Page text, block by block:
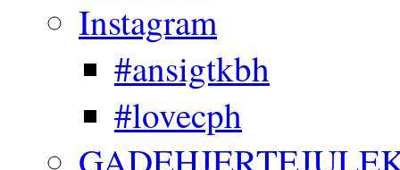
Instagram
#ansigtkbh
#lovecph